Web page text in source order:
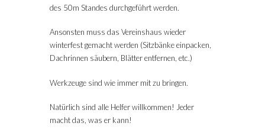
des 50m Standes durchgeführt werden.
Ansonsten muss das Vereinshaus wieder
winterfest gemacht werden (Sitzbänke einpacken,
Dachrinnen säubern, Blätter entfernen, etc.)
Werkzeuge sind wie immer mit zu bringen.
Natürlich sind alle Helfer willkommen! Jeder
macht das, was er kann!